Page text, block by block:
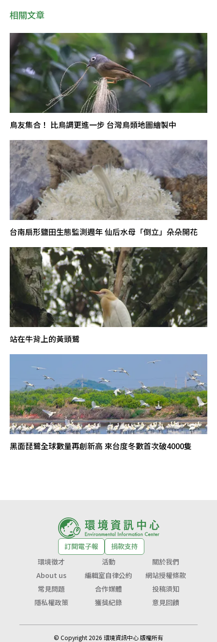
相關文章
鳥友集合！ 比鳥調更進一步 台灣鳥類地圖繪製中
台南扇形鹽田生態監測週年 仙后水母「倒立」朵朵開花
站在牛背上的黃頭鷺
黑面琵鷺全球數量再創新高 來台度冬數首次破4000隻
訂閱電子報
捐款支持
環境徵才
活動
關於我們
About us
編輯室自律公約
網站授權條款
常見問題
合作媒體
投稿須知
隱私權政策
獲獎紀錄 意見回饋
© Copyright 2026 環境資訊中心 版權所有